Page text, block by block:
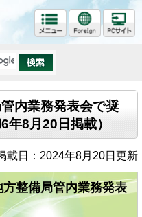
内業務発表会で奨
年8月20日掲載）
載日：2024年8月20日更新
整備局管内業務発表